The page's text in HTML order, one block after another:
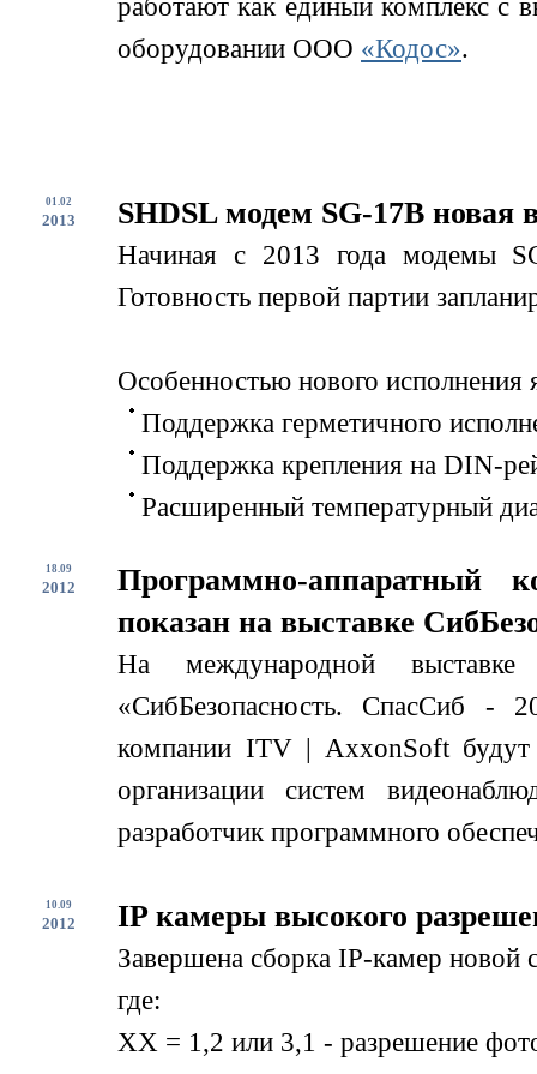
работают как единый комплекс с
оборудовании ООО «Кодос».
01.02
2013 SHDSL модем SG-17B
Начиная с 2013 года модемы
Готовность первой партии
Особенностью нового исполнения
Поддержка герметичного
Поддержка крепления на DIN-
Расширенный температурный
18.09
2012
Программно-аппаратный
показан на выставке
На международной
«СибБезопасность. СпасСиб -
компании ITV | AxxonSoft будут
организации систем
разработчик программного
10.09
2012 IP камеры высокого
Завершена сборка IP-камер
где:
XX = 1,2 или 3,1 - разрешение